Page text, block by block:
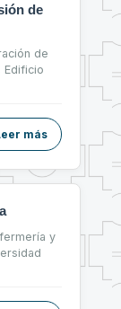
de
de
Edificio
más
y